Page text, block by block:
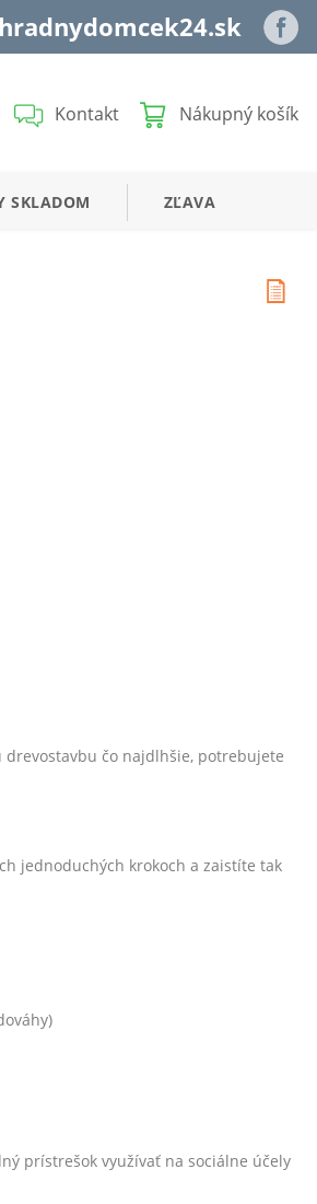
Kontakt Nákupný košík
SKLADOM ZĽAVA
čo najdlhšie, potrebujete
jednoduchých krokoch a zaistíte tak
prístrešok využívať na sociálne účely